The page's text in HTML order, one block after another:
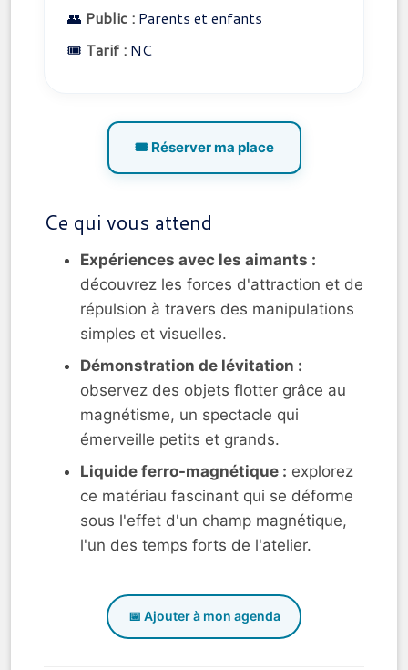
👥 Public : Parents et enfants
🎟️ Tarif : NC
🎟️ Réserver ma place
Ce qui vous attend
Expériences avec les aimants :
découvrez les forces d'attraction et de
répulsion à travers des manipulations
simples et visuelles.
Démonstration de lévitation :
observez des objets flotter grâce au
magnétisme, un spectacle qui
émerveille petits et grands.
Liquide ferro-magnétique : explorez
ce matériau fascinant qui se déforme
sous l'effet d'un champ magnétique,
l'un des temps forts de l'atelier.
📅 Ajouter à mon agenda